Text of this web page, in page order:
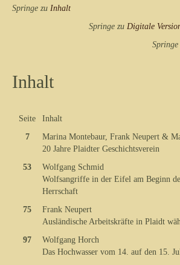
Springe zu Inhalt
Springe zu Digitale
Springe
Inhalt
Seite
Inhalt
7
Marina Montebaur, Frank Neupert &
20 Jahre Plaidter Geschichtsverein
53
Wolfgang Schmid
Wolfsangriffe in der Eifel am Beginn
Herrschaft
75
Frank Neupert
Ausländische Arbeitskräfte in Plaidt
97
Wolfgang Horch
Das Hochwasser vom 14. auf den 15.